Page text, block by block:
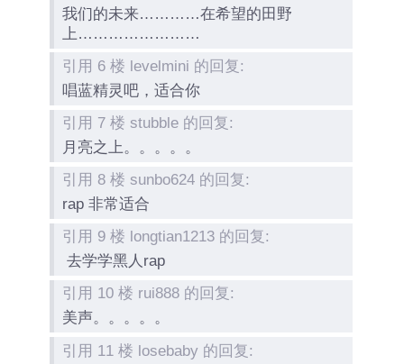
我们的未来…………在希望的田野
上……………………
引用 6 楼 levelmini 的回复:
唱蓝精灵吧，适合你
引用 7 楼 stubble 的回复:
月亮之上。。。。。
引用 8 楼 sunbo624 的回复:
rap 非常适合
引用 9 楼 longtian1213 的回复:
去学学黑人rap
引用 10 楼 rui888 的回复:
美声。。。。。
引用 11 楼 losebaby 的回复: